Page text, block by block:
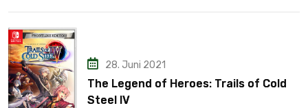
28. Juni 2021
The Legend of Heroes: Trails of Cold
Steel IV